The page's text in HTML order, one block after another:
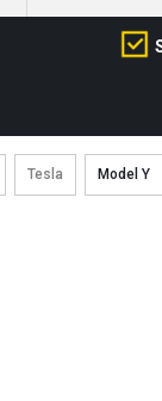
Tesla Model Y